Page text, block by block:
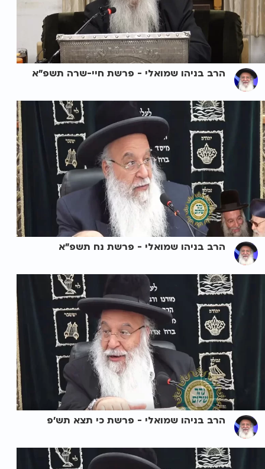
הרב בניהו שמואלי - פרשת חיי-שרה תשפ"א
הרב בניהו שמואלי - פרשת נח תשפ"א
הרב בניהו שמואלי - פרשת כי תצא תש’פ